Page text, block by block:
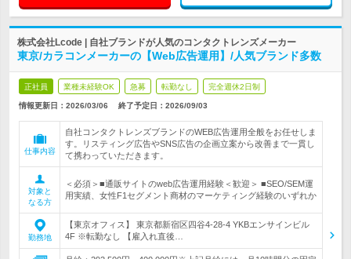
株式会社Lcode | 自社ブランドが人気のコンタクトレンズメーカー
東京/カラコンメーカーの【Web広告運用】/人気ブランド多数
正社員 業種未経験OK 急募 転勤なし 完全週休2日制
情報更新日：2026/03/06 終了予定日： 2026/09/03
仕事内容
自社コンタクトレンズブランドのWEB広告運用全般をお任せしま
す。リスティング広告やSNS広告の企画立案から改善まで一貫し
て携わっていただきます。
対象と
なる方
＜必須＞■通販サイトのweb広告運用経験＜歓迎＞ ■SEO/SEM運
用実績、女性F1セグメント商材のマーケティング経験のいずれか
勤務地
【東京オフィス】 東京都新宿区四谷4-28-4 YKBエンサインビル
4F ※転勤なし 【雇入れ直後…